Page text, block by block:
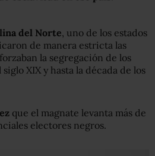
del Norte, uno de los estados
de manera estricta las
la segregación de los
XIX y hasta la década de los
que el magnate levanta más de
electores negros.